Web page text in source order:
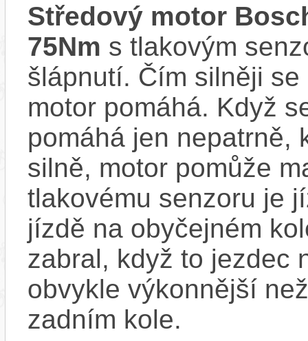
Středový motor
75Nm s tlakovým
šlápnutí. Čím silněji
motor pomáhá. Když
pomáhá jen nepatrně,
silně, motor pomůže
tlakovému senzoru je
jízdě na obyčejném
zabral, když to jezdec
obvykle výkonnější
zadním kole.